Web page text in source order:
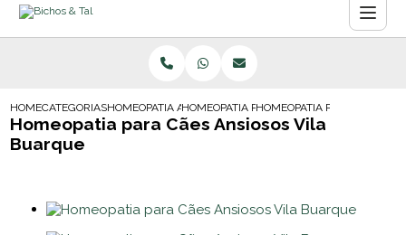
HOMECATEGORIASHOMEOPATIA ANIMALHOMEOPATIA PARA CACHORRO AGITADO
HOMEOPATIA PARA CAES
Homeopatia para Cães Ansiosos Vila
Buarque